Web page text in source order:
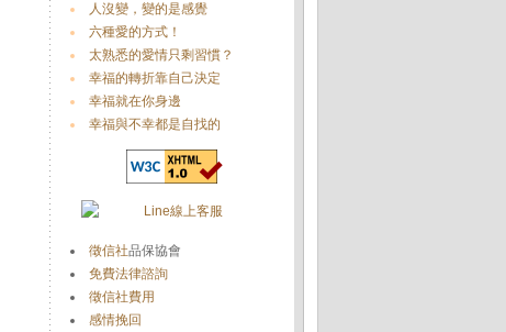
人沒變，變的是感覺
六種愛的方式！
太熟悉的愛情只剩習慣？
幸福的轉折靠自己決定
幸福就在你身邊
幸福與不幸都是自找的
徵信社品保協會
免費法律諮詢
徵信社費用
感情挽回